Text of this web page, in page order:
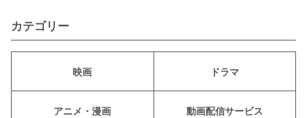
カテゴリー
映画 ドラマ
アニメ・漫画 動画配信サービス